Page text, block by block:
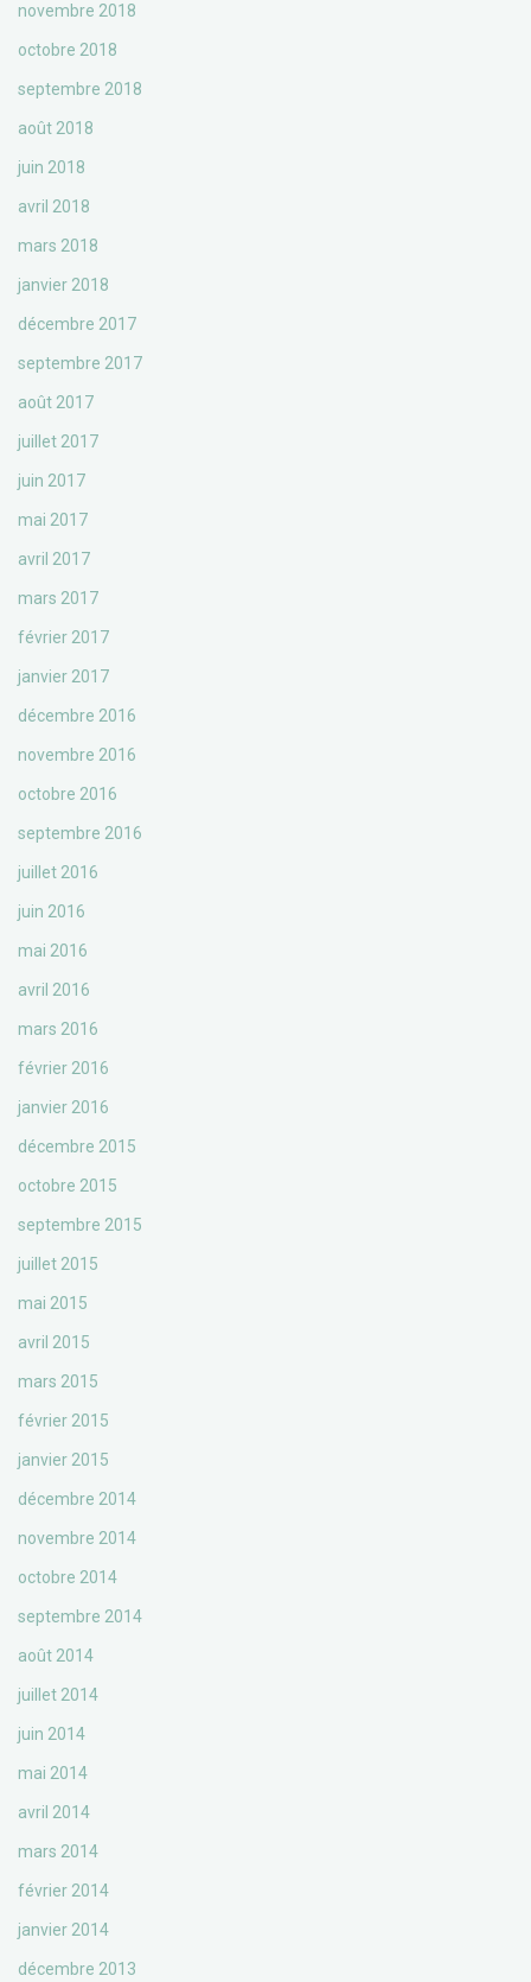
novembre 2018
octobre 2018
septembre 2018
août 2018
juin 2018
avril 2018
mars 2018
janvier 2018
décembre 2017
septembre 2017
août 2017
juillet 2017
juin 2017
mai 2017
avril 2017
mars 2017
février 2017
janvier 2017
décembre 2016
novembre 2016
octobre 2016
septembre 2016
juillet 2016
juin 2016
mai 2016
avril 2016
mars 2016
février 2016
janvier 2016
décembre 2015
octobre 2015
septembre 2015
juillet 2015
mai 2015
avril 2015
mars 2015
février 2015
janvier 2015
décembre 2014
novembre 2014
octobre 2014
septembre 2014
août 2014
juillet 2014
juin 2014
mai 2014
avril 2014
mars 2014
février 2014
janvier 2014
décembre 2013